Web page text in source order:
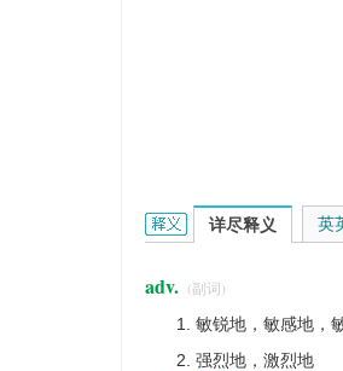
keenly的英文翻译是什么
详尽释义
adv. (副词)
敏锐地，敏感地，
强烈地，激烈地
英